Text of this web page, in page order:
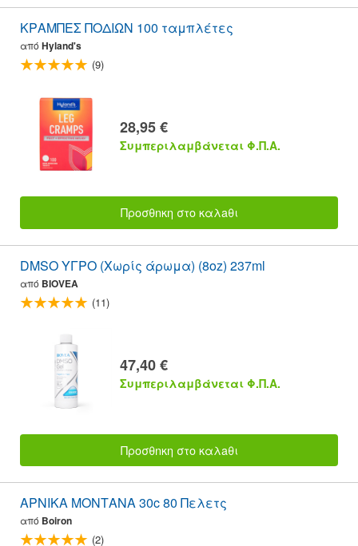
ΚΡΑΜΠΕΣ ΠΟΔΙΩΝ 100 ταμπλέτες
από Hyland's
(9)
28,95 €
Συμπεριλαμβάνεται Φ.Π.Α.
Προσθnκη στο καλaθι
DMSO ΥΓΡΟ (Χωρίς άρωμα) (8oz) 237ml
από BIOVEA
(11)
47,40 €
Συμπεριλαμβάνεται Φ.Π.Α.
Προσθnκη στο καλaθι
ΑΡΝΙΚΑ ΜΟΝΤΑΝΑ 30c 80 Πελετς
από Boiron
(2)